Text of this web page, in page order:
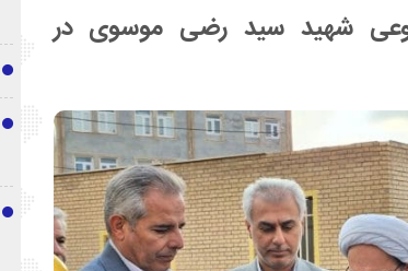
شهید سید رضی موسوی در